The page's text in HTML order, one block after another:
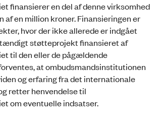
finansierer en del af denne virksomhed
af en million kroner. Finansieringen er
hvor der ikke allerede er indgået
støtteprojekt finansieret af
til den eller de pågældende
at ombudsmandsinstitutionen
og erfaring fra det internationale
retter henvendelse til
om eventuelle indsatser.